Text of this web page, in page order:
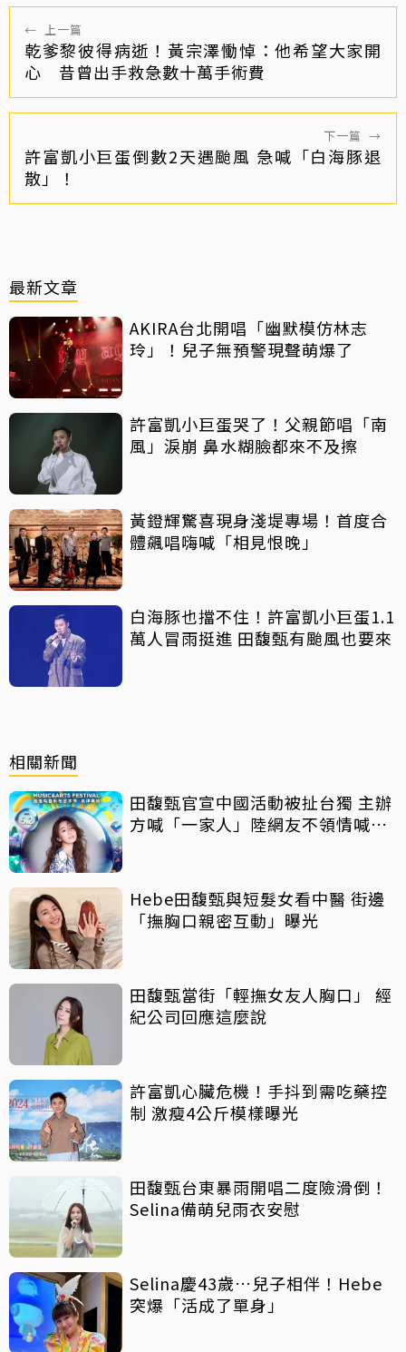
← 上一篇
乾爹黎彼得病逝！黃宗澤慟悼：他希望大家開
心 昔曾出手救急數十萬手術費
下一篇 →
許富凱小巨蛋倒數2天遇颱風 急喊「白海豚退
散」！
最新文章
AKIRA台北開唱「幽默模仿林志
玲」！兒子無預警現聲萌爆了
許富凱小巨蛋哭了！父親節唱「南
風」淚崩 鼻水糊臉都來不及擦
黃鐙輝驚喜現身淺堤專場！首度合
體飆唱嗨喊「相見恨晚」
白海豚也擋不住！許富凱小巨蛋1.1
萬人冒雨挺進 田馥甄有颱風也要來
相關新聞
田馥甄官宣中國活動被扯台獨 主辦
方喊「一家人」陸網友不領情喊抵
Hebe田馥甄與短髮女看中醫 街邊
「撫胸口親密互動」曝光
田馥甄當街「輕撫女友人胸口」 經
紀公司回應這麼說
許富凱心臟危機！手抖到需吃藥控
制 激瘦4公斤模樣曝光
田馥甄台東暴雨開唱二度險滑倒！
Selina備萌兒雨衣安慰
Selina慶43歲…兒子相伴！Hebe
突爆「活成了單身」